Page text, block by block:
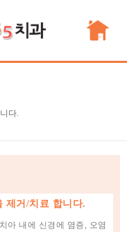
다.
제거/치료 합니다.
아 내에 신경에 염증, 오염